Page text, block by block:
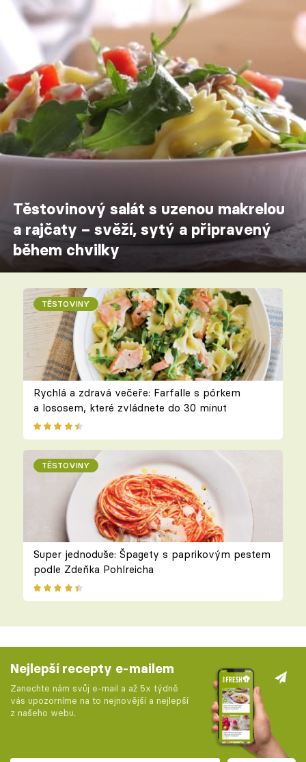
Těstovinový salát s uzenou makrelou
a rajčaty – svěží, sytý a připravený
během chvilky
TĚSTOVINY
Rychlá a zdravá večeře: Farfalle s pórkem
a lososem, které zvládnete do 30 minut
TĚSTOVINY
Super jednoduše: Špagety s paprikovým pestem
podle Zdeňka Pohlreicha
Nejlepší recepty e-mailem
Zanechte nám svůj e-mail a až 5x týdně
vás upozorníme na to nejnovější a nejlepší
z našeho webu.